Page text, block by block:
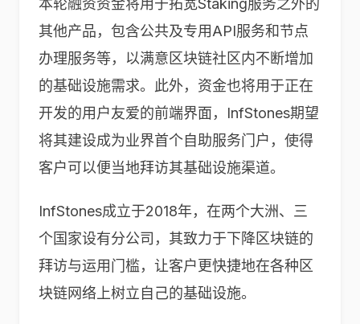
本轮融资资金将用于拓宽Staking服务之外的
其他产品，包含公共及专用API服务和节点
办理服务等，以满意区块链社区内不断增加
的基础设施需求。此外，资金也将用于正在
开发的用户友爱的前端界面，InfStones期望
将其建设成为业界首个自助服务门户，使得
客户可以便当地拜访其基础设施渠道。
InfStones成立于2018年，在两个大洲、三
个国家设有分公司，其致力于下降区块链的
拜访与运用门槛，让客户更快捷地在各种区
块链网络上树立自己的基础设施。